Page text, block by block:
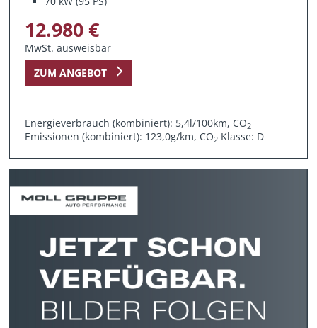
12.980 €
MwSt. ausweisbar
ZUM ANGEBOT
Energieverbrauch (kombiniert): 5,4l/100km, CO2
Emissionen (kombiniert): 123,0g/km, CO2 Klasse: D